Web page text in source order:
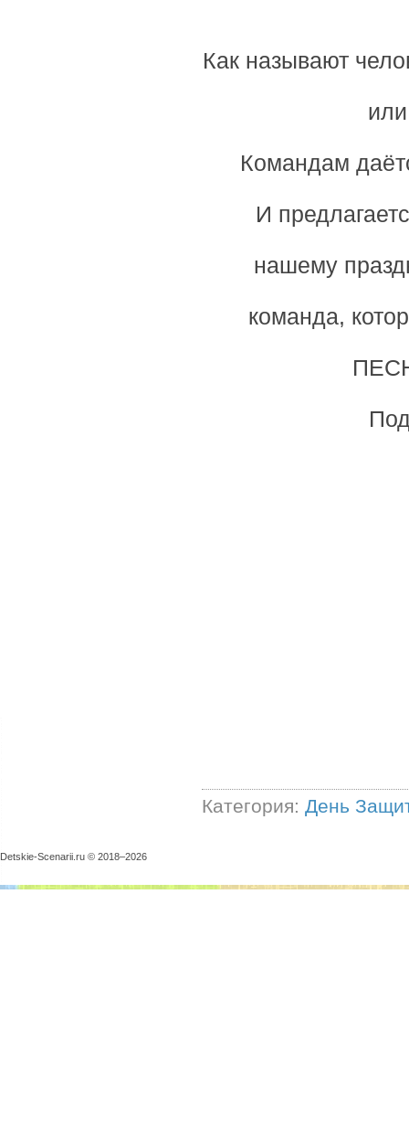
Как называют
Командам
И
нашему
команда,
Категория: День
Detskie-Scenarii.ru © 2018–2026